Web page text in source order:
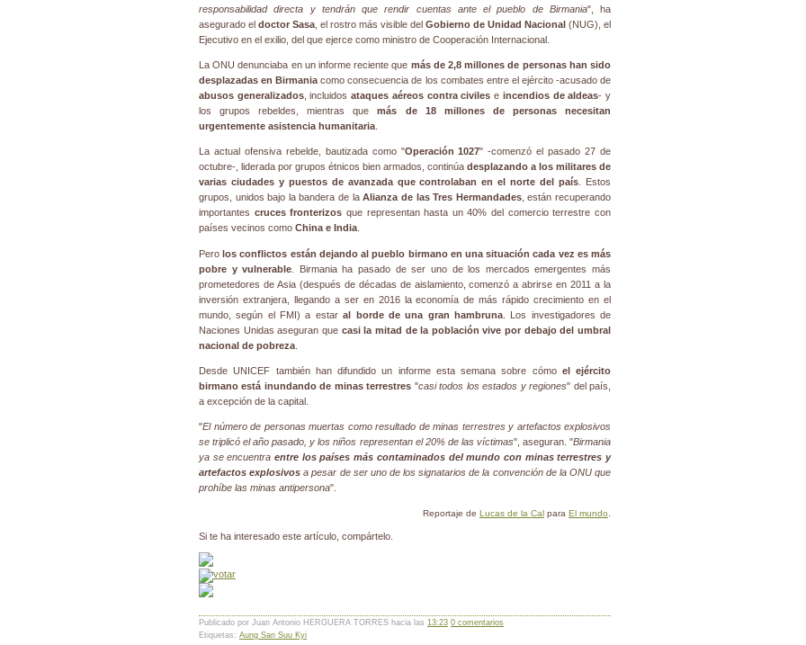
responsabilidad directa y tendrán que rendir cuentas ante el pueblo de Birmania", ha
asegurado el doctor Sasa , el rostro más visible del Gobierno de Unidad Nacional (NUG), el
Ejecutivo en el exilio, del que ejerce como ministro de Cooperación Internacional.
La ONU denunciaba en un informe reciente que más de 2,8 millones de personas han sido
desplazadas en Birmania como consecuencia de los combates entre el ejército -acusado de
abusos generalizados, incluidosataques aéreos contra civiles e incendios de aldeas- y
los grupos rebeldes, mientras quemás de 18 millones de personas necesitan
urgentemente asistencia humanitaria
La actual ofensiva rebelde, bautizada como "Operación 1027" -comenzó el pasado 27 de
octubre-, liderada por grupos étnicos bien armados, continúa desplazando a los militares de
varias ciudades y puestos de avanzada que controlaban en el norte del país . Estos
grupos, unidos bajo la bandera de laAlianza de las Tres Hermandades, están recuperando
importantes cruces fronterizos que representan hasta un 40% del comercio terrestre con
países vecinos como China e India
Perolos conflictos están dejando al pueblo birmano en una situación cada vez es más
pobre y vulnerable . Birmania ha pasado de ser uno de los mercados emergentes más
prometedores de Asia (después de décadas de aislamiento, comenzó a abrirse en 2011 a la
inversión extranjera, llegando a ser en 2016 la economía de más rápido crecimiento en el
mundo, según el FMI) a estaral borde de una gran hambruna. Los investigadores de
Naciones Unidas aseguran que casi la mitad de la población vive por debajo del umbral
nacional de pobreza
Desde UNICEF también han difundido un informe esta semana sobre cómo el ejército
birmano está inundando de minas terrestres "casi todos los estados y regiones" del país,
a excepción de la capital.
"El número de personas muertas como resultado de minas terrestres y artefactos explosivos
se triplicó el año pasado, y los niños representan el 20% de las víctimas", aseguran. "Birmania
ya se encuentraentre los países más contaminados del mundo con minas terrestres y
artefactos explosivos a pesar de ser uno de los signatarios de la convención de la ONU que
prohíbe las minas antipersona".
Reportaje de Lucas de la Cal para El mundo
Si te ha interesado este artículo, compártelo.
Publicado por Juan Antonio HERGUERA TORRES hacia las 13:23 0 comentarios
Etiquetas: Aung San Suu Kyi